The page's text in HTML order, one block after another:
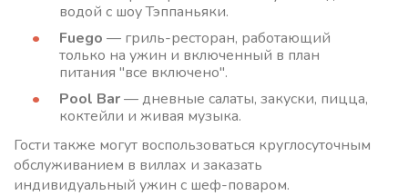
водой с шоу Тэппаньяки.
Fuego — гриль-ресторан, работающий
только на ужин и включенный в план
питания "все включено".
Pool Bar— дневные салаты, закуски, пицца,
коктейли и живая музыка.
Гости также могут воспользоваться круглосуточным
обслуживанием в виллах и заказать
индивидуальный ужин с шеф-поваром.